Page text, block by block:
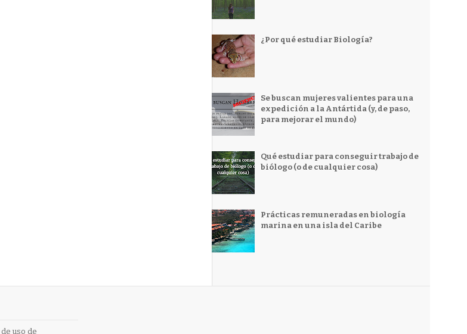
¿Por qué estudiar Biología?
Se buscan mujeres valientes para una
expedición a la Antártida (y, de paso,
para mejorar el mundo)
Qué estudiar para conseguir trabajo de
biólogo (o de cualquier cosa)
Prácticas remuneradas en biología
marina en una isla del Caribe
uso de